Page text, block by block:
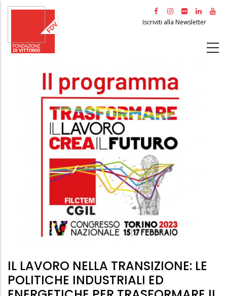
Salta
principale
Iscriviti alla Newsletter
IL LAVORO NELLA TRANSIZIONE: LE
POLITICHE INDUSTRIALI ED